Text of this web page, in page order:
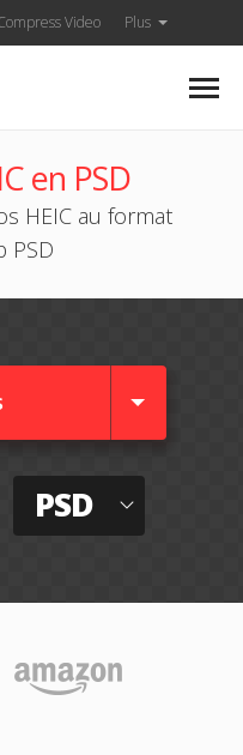
Video Plus
en PSD
HEIC au format
PSD
PSD